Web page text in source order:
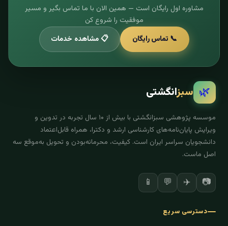
مشاوره اول رایگان است — همین الان با ما تماس بگیر و مسیر
موفقیت را شروع کن
📞 تماس رایگان
📋 مشاهده خدمات
🌿 سبزانگشتی
موسسه پژوهشی سبزانگشتی با بیش از ۱۰ سال تجربه در تدوین و
ویرایش پایان‌نامه‌های کارشناسی ارشد و دکترا، همراه قابل‌اعتماد
دانشجویان سراسر ایران است. کیفیت، محرمانه‌بودن و تحویل به‌موقع سه
اصل ماست.
📷
✈️
💬
📱
دسترسی سریع